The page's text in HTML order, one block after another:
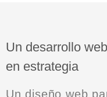
Un desarrollo
en estrategia
Un diseño web